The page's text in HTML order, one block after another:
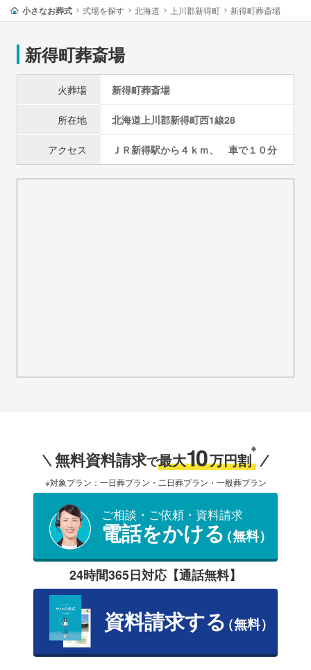
小さなお葬式 式場を探す 北海道 上川郡新得町 新得町葬斎場
新得町葬斎場
火葬場 新得町葬斎場
所在地 北海道上川郡新得町西1線28
アクセス ＪＲ新得駅から４ｋｍ、 車で１０分
無料資料請求で最大10万円割
※
※対象プラン：一日葬プラン・二日葬プラン・一般葬プラン
ご相談・ご依頼・資料請求
電話をかける（無料）
24時間365日対応【通話無料】
資料請求する（無料）